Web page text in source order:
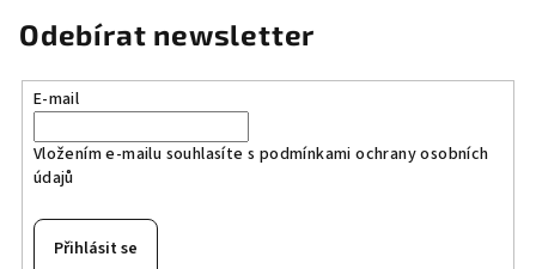
Odebírat newsletter
E-mail
Vložením e-mailu souhlasíte s podmínkami ochrany osobních
údajů
Přihlásit se